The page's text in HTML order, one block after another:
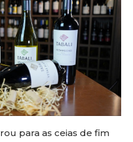
para as ceias de fim